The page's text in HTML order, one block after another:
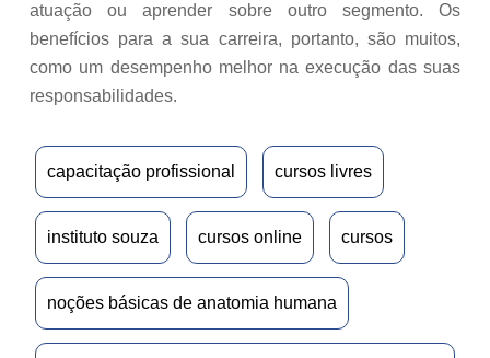
atuação ou aprender sobre outro segmento. Os
benefícios para a sua carreira, portanto, são muitos,
como um desempenho melhor na execução das suas
responsabilidades.
capacitação profissional cursos livres
instituto souza cursos online cursos
noções básicas de anatomia humana